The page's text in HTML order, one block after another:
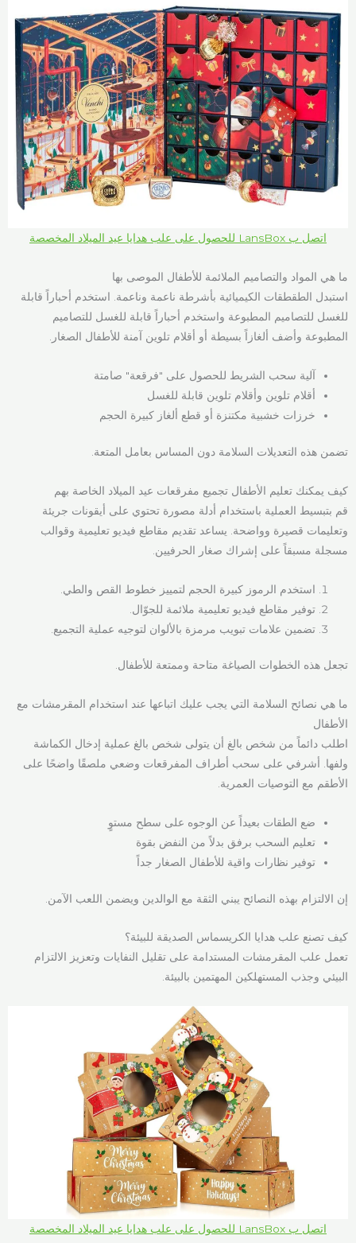
اتصل ب LansBox للحصول على علب هدايا عيد الميلاد المخصصة
ما هي المواد والتصاميم الملائمة للأطفال الموصى بها
استبدل الطقطقات الكيميائية بأشرطة ناعمة وناعمة. استخدم أحباراً قابلة
للغسل للتصاميم المطبوعة واستخدم أحباراً قابلة للغسل للتصاميم
المطبوعة وأضف ألغازاً بسيطة أو أقلام تلوين آمنة للأطفال الصغار.
آلية سحب الشريط للحصول على "فرقعة" صامتة
أقلام تلوين وأقلام تلوين قابلة للغسل
خرزات خشبية مكتنزة أو قطع ألغاز كبيرة الحجم
تضمن هذه التعديلات السلامة دون المساس بعامل المتعة.
كيف يمكنك تعليم الأطفال تجميع مفرقعات عيد الميلاد الخاصة بهم
قم بتبسيط العملية باستخدام أدلة مصورة تحتوي على أيقونات جريئة
وتعليمات قصيرة وواضحة. يساعد تقديم مقاطع فيديو تعليمية وقوالب
مسجلة مسبقاً على إشراك صغار الحرفيين.
استخدم الرموز كبيرة الحجم لتمييز خطوط القص والطي.
توفير مقاطع فيديو تعليمية ملائمة للجوّال.
تضمين علامات تبويب مرمزة بالألوان لتوجيه عملية التجميع.
تجعل هذه الخطوات الصياغة متاحة وممتعة للأطفال.
ما هي نصائح السلامة التي يجب عليك اتباعها عند استخدام المقرمشات مع
الأطفال
اطلب دائماً من شخص بالغ أن يتولى شخص بالغ عملية إدخال الكماشة
ولفها. أشرفي على سحب أطراف المفرقعات وضعي ملصقًا واضحًا على
الأطقم مع التوصيات العمرية.
ضع الطقات بعيداً عن الوجوه على سطح مستوٍ
تعليم السحب برفق بدلاً من النفض بقوة
توفير نظارات واقية للأطفال الصغار جداً
إن الالتزام بهذه النصائح يبني الثقة مع الوالدين ويضمن اللعب الآمن.
كيف تصنع علب هدايا الكريسماس الصديقة للبيئة؟
تعمل علب المقرمشات المستدامة على تقليل النفايات وتعزيز الالتزام
البيئي وجذب المستهلكين المهتمين بالبيئة.
اتصل ب LansBox للحصول على علب هدايا عيد الميلاد المخصصة